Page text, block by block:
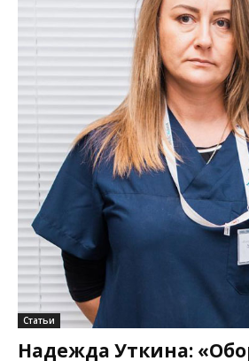
Статьи
Надежда Уткина: